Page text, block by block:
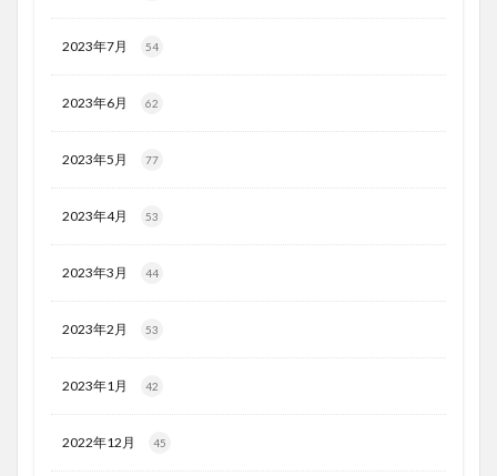
2023年7月 54
2023年6月 62
2023年5月 77
2023年4月 53
2023年3月 44
2023年2月 53
2023年1月 42
2022年12月 45